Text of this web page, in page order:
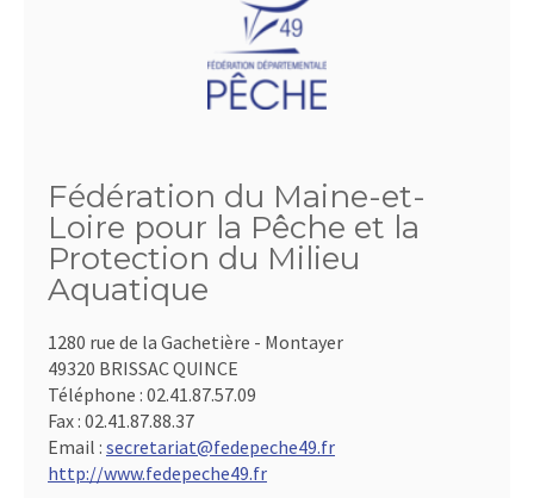
Fédération du Maine-et-
Loire pour la Pêche et la
Protection du Milieu
Aquatique
1280 rue de la Gachetière - Montayer
49320 BRISSAC QUINCE
Téléphone : 02.41.87.57.09
Fax : 02.41.87.88.37
Email : secretariat@fedepeche49.fr
http://www.fedepeche49.fr